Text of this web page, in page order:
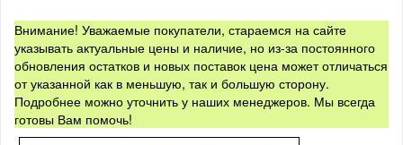
Внимание! Уважаемые покупатели, стараемся на сайте
указывать актуальные цены и наличие, но из-за постоянного
обновления остатков и новых поставок цена может отличаться
от указанной как в меньшую, так и большую сторону.
Подробнее можно уточнить у наших менеджеров. Мы всегда
готовы Вам помочь!